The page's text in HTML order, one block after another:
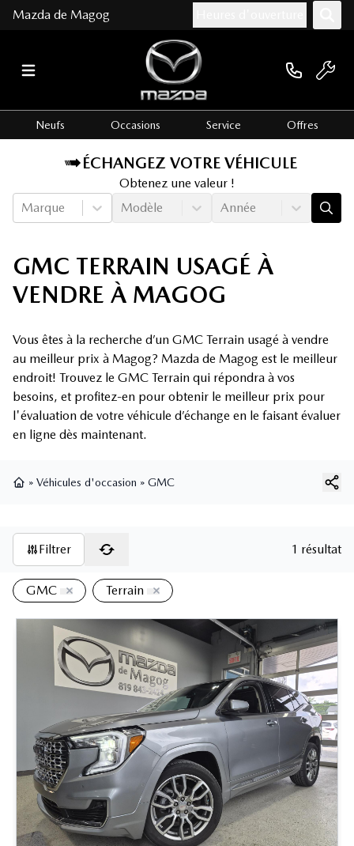
Mazda de Magog
Neufs Occasions Service Offres
ÉCHANGEZ VOTRE VÉHICULE
Obtenez une valeur !
Marque
Modèle Année
GMC TERRAIN USAGÉ À
VENDRE À MAGOG
Vous êtes à la recherche d’un GMC Terrain usagé à vendre
au meilleur prix à Magog? Mazda de Magog est le meilleur
endroit! Trouvez le GMC Terrain qui répondra à vos
besoins, et profitez-en pour obtenir le meilleur prix pour
l'évaluation de votre véhicule d’échange en le faisant évaluer
en ligne dès maintenant.
» Véhicules d'occasion » GMC
Filtrer 1 résultat
GMC Terrain